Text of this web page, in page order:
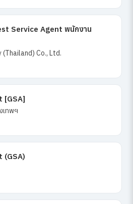
Service Agent พนักงาน
Co., Ltd.
[GSA]
เทพฯ
(GSA)